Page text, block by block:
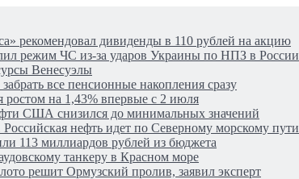
рекомендовал дивиденды в 110 рублей на акцию
режим ЧС из-за ударов Украины по НПЗ в России
Венесуэлы
все пенсионные накопления сразу
на 1,43% впервые с 2 июля
США снизился до минимальных значений
Российская нефть идет по Северному морскому пути
113 миллиардов рублей из бюджета
танкеру в Красном море
решит Ормузский пролив, заявил эксперт